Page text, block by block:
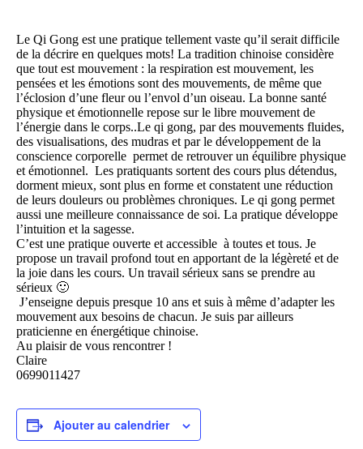
Le Qi Gong est une pratique tellement vaste qu’il serait difficile
de la décrire en quelques mots! La tradition chinoise considère
que tout est mouvement : la respiration est mouvement, les
pensées et les émotions sont des mouvements, de même que
l’éclosion d’une fleur ou l’envol d’un oiseau. La bonne santé
physique et émotionnelle repose sur le libre mouvement de
l’énergie dans le corps..Le qi gong, par des mouvements fluides,
des visualisations, des mudras et par le développement de la
conscience corporelle permet de retrouver un équilibre physique
et émotionnel. Les pratiquants sortent des cours plus détendus,
dorment mieux, sont plus en forme et constatent une réduction
de leurs douleurs ou problèmes chroniques. Le qi gong permet
aussi une meilleure connaissance de soi. La pratique développe
l’intuition et la sagesse.
C’est une pratique ouverte et accessible à toutes et tous. Je
propose un travail profond tout en apportant de la légèreté et de
la joie dans les cours. Un travail sérieux sans se prendre au
sérieux 🙂
J’enseigne depuis presque 10 ans et suis à même d’adapter les
mouvement aux besoins de chacun. Je suis par ailleurs
praticienne en énergétique chinoise.
Au plaisir de vous rencontrer !
Claire
0699011427
Ajouter au calendrier